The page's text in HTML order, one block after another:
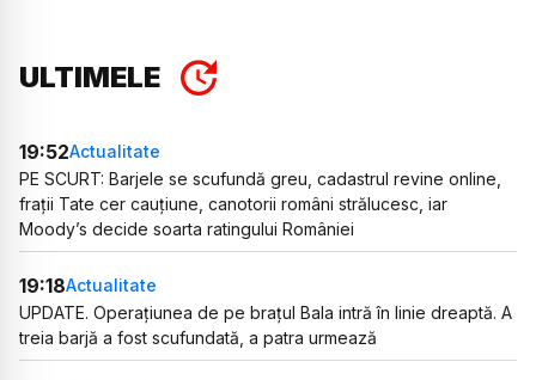
ULTIMELE
19:52Actualitate
PE SCURT: Barjele se scufundă greu, cadastrul revine online,
frații Tate cer cauțiune, canotorii români strălucesc, iar
Moody’s decide soarta ratingului României
19:18Actualitate
UPDATE. Operațiunea de pe brațul Bala intră în linie dreaptă. A
treia barjă a fost scufundată, a patra urmează